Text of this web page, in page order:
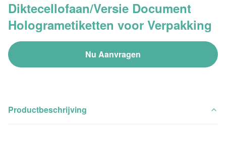
Diktecellofaan/Versie Document
Hologrametiketten voor Verpakking
Nu Aanvragen
Productbeschrijving